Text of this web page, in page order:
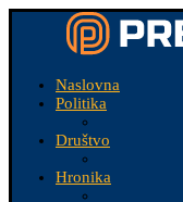
Naslovna
Politika
Društvo
Hronika